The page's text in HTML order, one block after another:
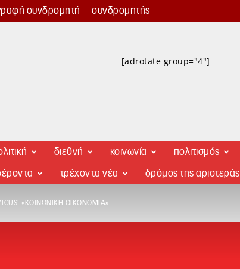
συνδρομητή συνδρομητής
[adrotate group="4"]
διεθνή κοινωνία πολιτισμός
τρέχοντα νέα δρόμος της αριστεράς
«ΚΟΙΝΩΝΙΚΉ ΟΙΚΟΝΟΜΊΑ»